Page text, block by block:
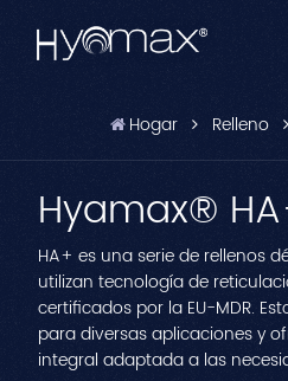
Hogar Relleno
Hyamax®
HA+ es una serie de rellenos
utilizan tecnología de
certificados por la EU-MDR.
para diversas aplicaciones y
integral adaptada a las